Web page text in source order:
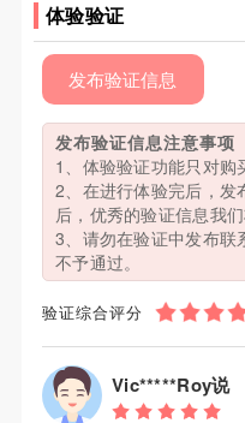
体验验证
发布验证信息
发布验证信息注意事项
1、体验验证功能只对购
2、在进行体验完后，发
后，优秀的验证信息我
3、请勿在验证中发布联
不予通过。
验证综合评分
Vic*****Roy说